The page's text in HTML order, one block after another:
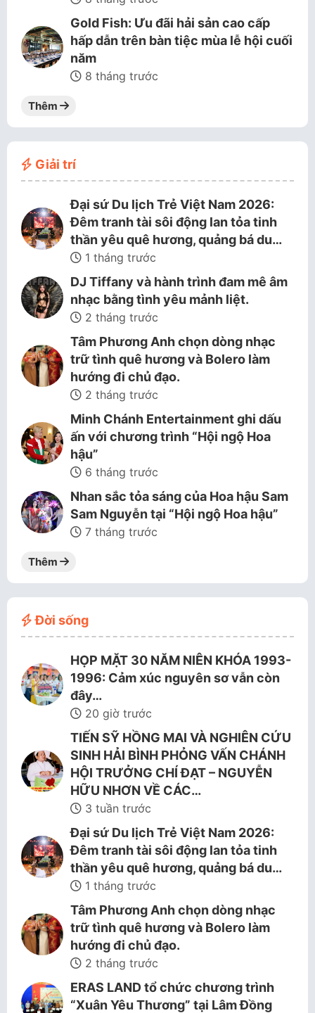
Gold Fish: Ưu đãi hải sản cao cấp
hấp dẫn trên bàn tiệc mùa lễ hội cuối
năm
8 tháng trước
Thêm
Giải trí
Đại sứ Du lịch Trẻ Việt Nam 2026:
Đêm tranh tài sôi động lan tỏa tinh
thần yêu quê hương, quảng bá du…
1 tháng trước
DJ Tiffany và hành trình đam mê âm
nhạc bằng tình yêu mảnh liệt.
2 tháng trước
Tâm Phương Anh chọn dòng nhạc
trữ tình quê hương và Bolero làm
hướng đi chủ đạo.
2 tháng trước
Minh Chánh Entertainment ghi dấu
ấn với chương trình “Hội ngộ Hoa
hậu”
6 tháng trước
Nhan sắc tỏa sáng của Hoa hậu Sam
Sam Nguyễn tại “Hội ngộ Hoa hậu”
7 tháng trước
Thêm
Đời sống
HỌP MẶT 30 NĂM NIÊN KHÓA 1993-
1996: Cảm xúc nguyên sơ vẫn còn
đây…
20 giờ trước
TIẾN SỸ HỒNG MAI VÀ NGHIÊN CỨU
SINH HẢI BÌNH PHỎNG VẤN CHÁNH
HỘI TRƯỞNG CHÍ ĐẠT – NGUYỄN
HỮU NHƠN VỀ CÁC…
3 tuần trước
Đại sứ Du lịch Trẻ Việt Nam 2026:
Đêm tranh tài sôi động lan tỏa tinh
thần yêu quê hương, quảng bá du…
1 tháng trước
Tâm Phương Anh chọn dòng nhạc
trữ tình quê hương và Bolero làm
hướng đi chủ đạo.
2 tháng trước
ERAS LAND tổ chức chương trình
“Xuân Yêu Thương” tại Lâm Đồng